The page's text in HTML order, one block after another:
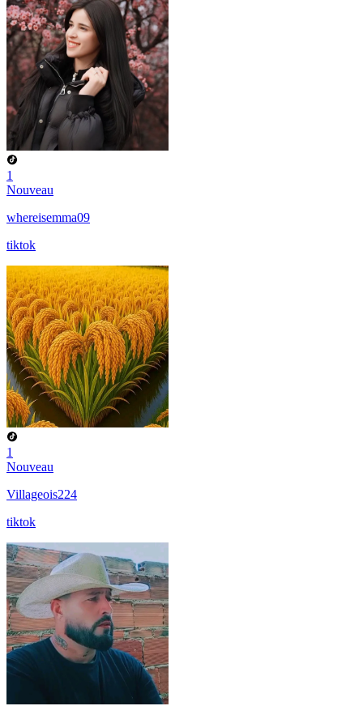
1
Nouveau
whereisemma09
tiktok
1
Nouveau
Villageois224
tiktok